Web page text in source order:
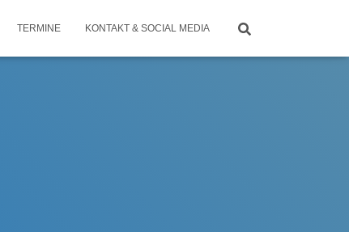
TERMINE KONTAKT & SOCIAL MEDIA